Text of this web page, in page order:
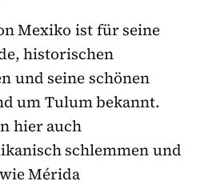
Mexiko ist für seine
historischen
und seine schönen
um Tulum bekannt.
hier auch
schlemmen und
Mérida